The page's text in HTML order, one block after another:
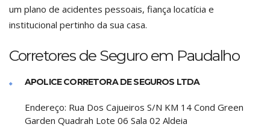
um plano de acidentes pessoais, fiança locatícia e
institucional pertinho da sua casa.
Corretores de Seguro em Paudalho
APOLICE CORRETORA DE SEGUROS LTDA
Endereço: Rua Dos Cajueiros S/N KM 14 Cond Green
Garden Quadrah Lote 06 Sala 02 Aldeia